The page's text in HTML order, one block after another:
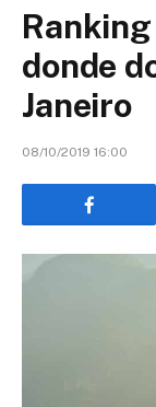
donde
Janeiro
08/10/2019 16:00